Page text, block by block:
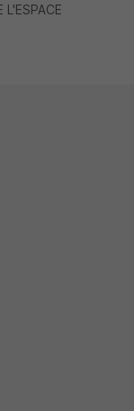
L'ESPACE